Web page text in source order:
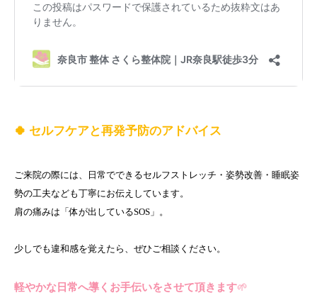
🍀 セルフケアと再発予防のアドバイス
ご来院の際には、日常でできるセルフストレッチ・姿勢改善・睡眠姿
勢の工夫なども丁寧にお伝えしています。
肩の痛みは「体が出しているSOS」。
少しでも違和感を覚えたら、ぜひご相談ください。
軽やかな日常へ導くお手伝いをさせて頂きます🌱